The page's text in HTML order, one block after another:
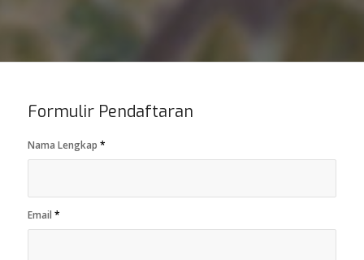
Formulir Pendaftaran
Nama Lengkap *
Email *